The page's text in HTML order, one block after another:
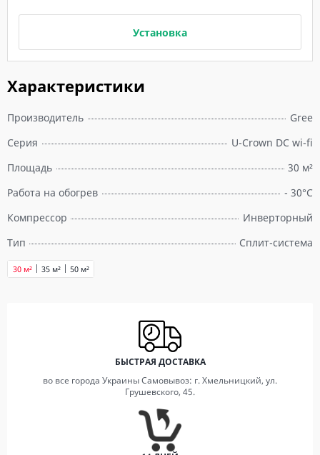
Характеристики
Производитель
Gree
Серия
U-Crown DC wi-fi
Площадь
30 м²
Работа на обогрев
- 30°C
Компрессор
Инверторный
Тип
Сплит-система
30 м² 35 м² 50 м²
Установка
БЫСТРАЯ ДОСТАВКА
во все города Украины Самовывоз: г. Хмельницкий, ул.
Грушевского, 45.